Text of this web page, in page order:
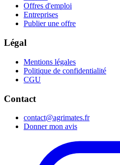
Offres d'emploi
Entreprises
Publier une offre
Légal
Mentions légales
Politique de confidentialité
CGU
Contact
contact@agrimates.fr
Donner mon avis